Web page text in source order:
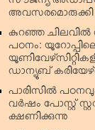
അവസരമൊരുക്കി
കുറഞ്ഞ ചിലവില്‍
പഠനം:
ഡാന്യൂബ്
പാരിസില്‍
വര്‍ഷം പോസ്റ്റ്
ക്ഷണിക്കുന്നു